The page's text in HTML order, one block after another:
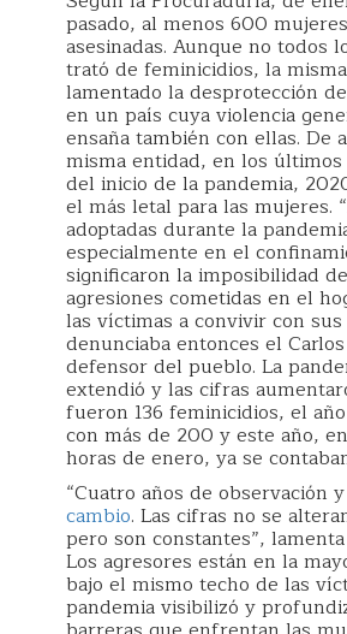
pasado, al menos 600
asesinadas. Aunque no todos
trató de feminicidios, la
lamentado la desprotección
en un país cuya violencia
ensaña también con ellas. De
misma entidad, en los
del inicio de la pandemia,
el más letal para las mujeres.
adoptadas durante la
especialmente en el
significaron la imposibilidad
agresiones cometidas en el
las víctimas a convivir con
denunciaba entonces el
defensor del pueblo. La
extendió y las cifras
fueron 136 feminicidios, el
con más de 200 y este año,
horas de enero, ya se
“Cuatro años de observación y
cambio. Las cifras no se
pero son constantes”, lamenta
Los agresores están en la
bajo el mismo techo de las
pandemia visibilizó y